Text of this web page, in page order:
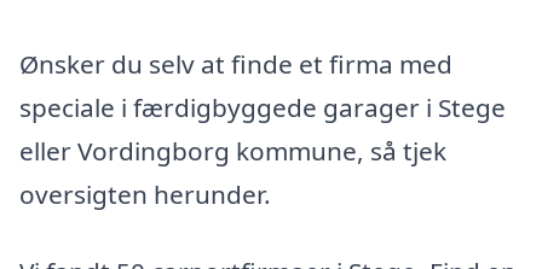
Ønsker du selv at finde et firma med
speciale i færdigbyggede garager i Stege
eller Vordingborg kommune, så tjek
oversigten herunder.